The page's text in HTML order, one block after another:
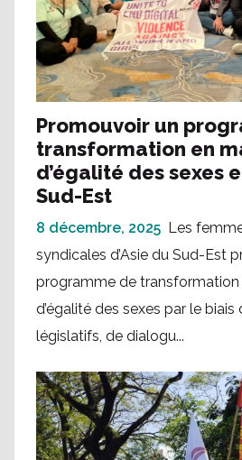
Promouvoir un
transformation en
d’égalité des sexes
Sud-Est
8 décembre, 2025 Les
syndicales d’Asie du Sud-Est
programme de transformation
d’égalité des sexes par le
législatifs, de dialogu...